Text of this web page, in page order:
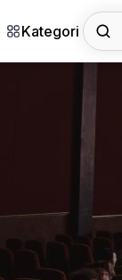
Kategori